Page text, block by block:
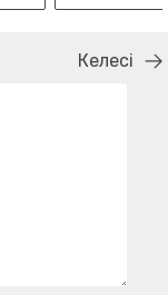
Келесі